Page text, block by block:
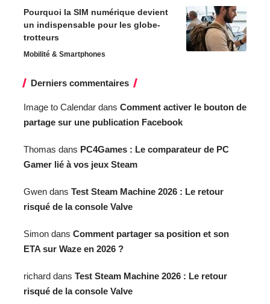
Pourquoi la SIM numérique devient
un indispensable pour les globe-
trotteurs
Mobilité & Smartphones
Derniers commentaires
Image to Calendar dans Comment activer le bouton de
partage sur une publication Facebook
Thomas dans PC4Games : Le comparateur de PC
Gamer lié à vos jeux Steam
Gwen dans Test Steam Machine 2026 : Le retour
risqué de la console Valve
Simon dans Comment partager sa position et son
ETA sur Waze en 2026 ?
richard dans Test Steam Machine 2026 : Le retour
risqué de la console Valve